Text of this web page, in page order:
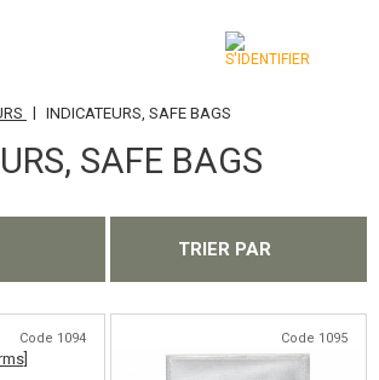
GRENADES
| INDICATEURS, SAFE BAGS
SAFE BAGS
TRIER PAR
Code 1094 Code 1095